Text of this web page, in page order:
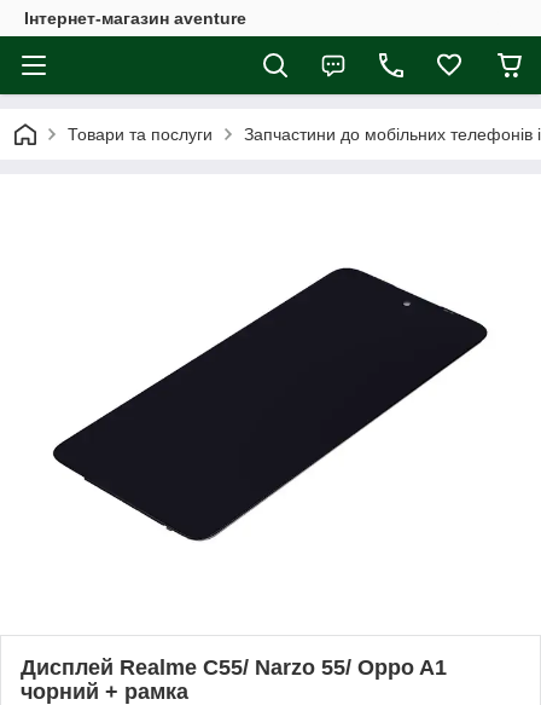
Інтернет-магазин aventure
Товари та послуги Запчастини до мобільних телефонів
Дисплей Realme C55/ Narzo 55/ Oppo A1
чорний + рамка